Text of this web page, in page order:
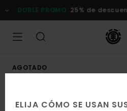
la
DOBLE PROMO 25% de
AGOTADO
ELIJA CÓMO SE USAN